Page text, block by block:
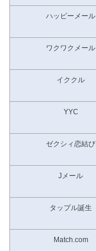
ハッピーメール
ワクワクメール
イククル
YYC
ゼクシィ恋結び
Jメール
タップル誕生
Match.com